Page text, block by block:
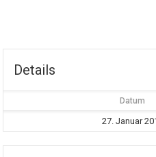
Details
Datum
27. Januar